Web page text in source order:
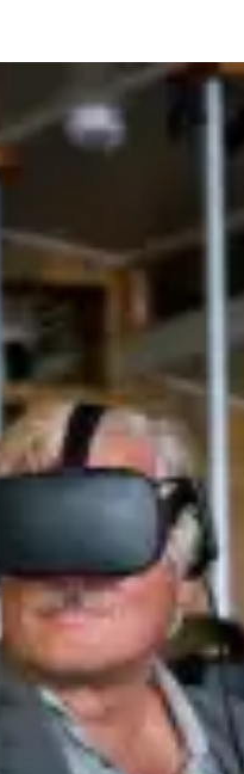
Seoul
Stadttouren
Restaurants
Kino